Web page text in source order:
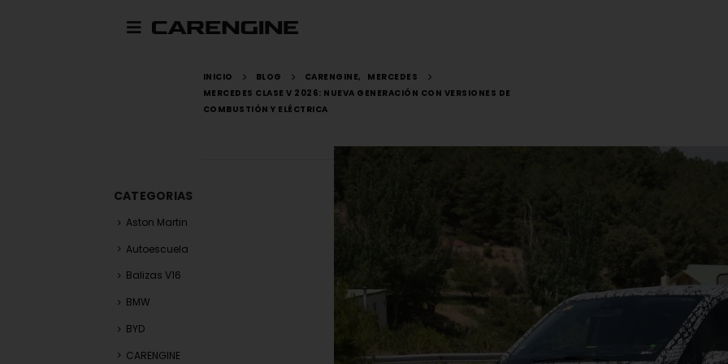
INICIO BLOG CARENGINE,
MERCEDES
MERCEDES CLASE V 2026: NUEVA GENERACIÓN CON VERSIONES DE
COMBUSTIÓN Y ELÉCTRICA
CATEGORIAS
Aston Martin
Autoescuela
Balizas V16
BMW
BYD
CARENGINE